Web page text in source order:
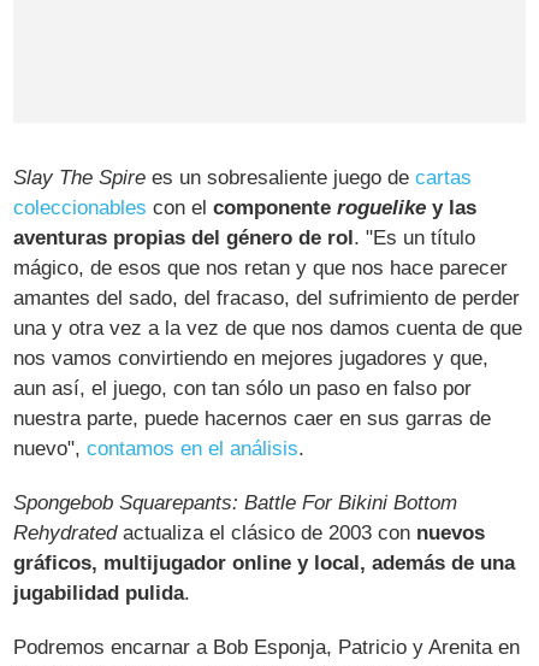
Slay The Spire es un sobresaliente juego decartas
coleccionables con elcomponenteroguelike y las
aventuras propias del género de rol . "Es un título
mágico, de esos que nos retan y que nos hace parecer
amantes del sado, del fracaso, del sufrimiento de perder
una y otra vez a la vez de que nos damos cuenta de que
nos vamos convirtiendo en mejores jugadores y que,
aun así, el juego, con tan sólo un paso en falso por
nuestra parte, puede hacernos caer en sus garras de
nuevo",contamos en el análisis.
Spongebob Squarepants: Battle For Bikini Bottom
Rehydratedactualiza el clásico de 2003 con nuevos
gráficos, multijugador online y local, además de una
jugabilidad pulida.
Podremos encarnar a Bob Esponja, Patricio y Arenita en